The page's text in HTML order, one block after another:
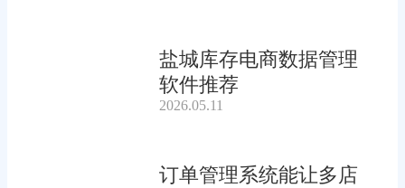
盐城库存电商数据管理
软件推荐
2026.05.11
订单管理系统能让多店